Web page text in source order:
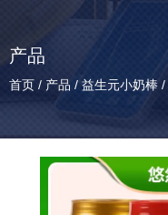
产品
首页 / 产品 / 益生元小奶棒 /